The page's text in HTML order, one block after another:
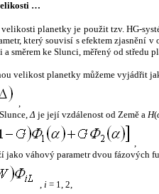
…
planetky je použit tzv. HG-
který souvisí s efektem zjasnění
směrem ke Slunci, měřený od
velikost planetky můžeme vyjádřit
,
Δ je její vzdálenost od Země a H(
,
jako váhový parametr dvou fázových
, i = 1, 2,